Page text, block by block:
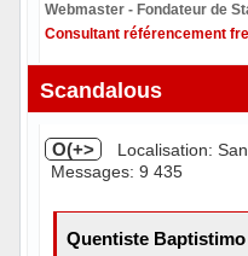
Webmaster - Fondateur de
Consultant référencement
Hors ligne
Scandalous
O(+> Localisation:
Messages: 9 435
Quentiste